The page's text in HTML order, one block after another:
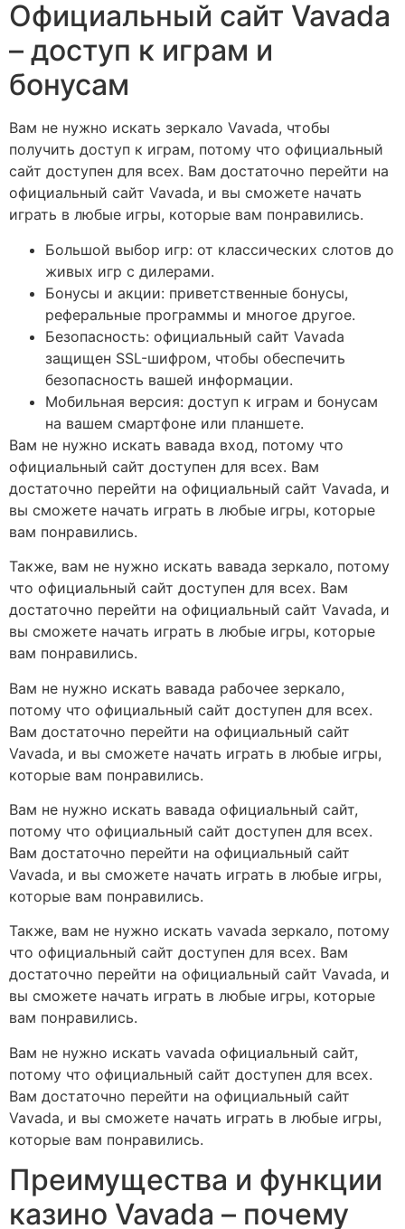
Официальный сайт Vavada
– доступ к играм и
бонусам
Вам не нужно искать зеркало Vavada, чтобы
получить доступ к играм, потому что официальный
сайт доступен для всех. Вам достаточно перейти на
официальный сайт Vavada, и вы сможете начать
играть в любые игры, которые вам понравились.
Большой выбор игр: от классических слотов до
живых игр с дилерами.
Бонусы и акции: приветственные бонусы,
реферальные программы и многое другое.
Безопасность: официальный сайт Vavada
защищен SSL-шифром, чтобы обеспечить
безопасность вашей информации.
Мобильная версия: доступ к играм и бонусам
на вашем смартфоне или планшете.
Вам не нужно искать вавада вход, потому что
официальный сайт доступен для всех. Вам
достаточно перейти на официальный сайт Vavada, и
вы сможете начать играть в любые игры, которые
вам понравились.
Также, вам не нужно искать вавада зеркало, потому
что официальный сайт доступен для всех. Вам
достаточно перейти на официальный сайт Vavada, и
вы сможете начать играть в любые игры, которые
вам понравились.
Вам не нужно искать вавада рабочее зеркало,
потому что официальный сайт доступен для всех.
Вам достаточно перейти на официальный сайт
Vavada, и вы сможете начать играть в любые игры,
которые вам понравились.
Вам не нужно искать вавада официальный сайт,
потому что официальный сайт доступен для всех.
Вам достаточно перейти на официальный сайт
Vavada, и вы сможете начать играть в любые игры,
которые вам понравились.
Также, вам не нужно искать vavada зеркало, потому
что официальный сайт доступен для всех. Вам
достаточно перейти на официальный сайт Vavada, и
вы сможете начать играть в любые игры, которые
вам понравились.
Вам не нужно искать vavada официальный сайт,
потому что официальный сайт доступен для всех.
Вам достаточно перейти на официальный сайт
Vavada, и вы сможете начать играть в любые игры,
которые вам понравились.
Преимущества и функции
казино Vavada – почему